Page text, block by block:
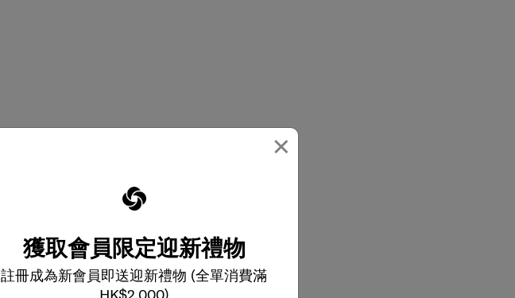
×
獲取會員限定迎新禮物
註冊成為新會員即送迎新禮物 (全單消費滿
HK$2,000)
高效雙隔層設計，方便有序收納